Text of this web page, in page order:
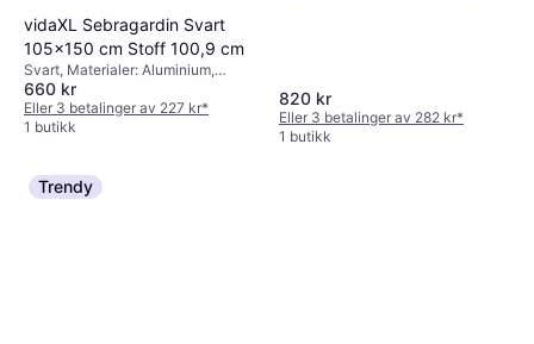
vidaXL Sebragardin Svart
105x150 cm Stoff 100,9 cm
Svart, Materialer: Aluminium,
Polyester, Kulekjede
660 kr
Eller 3 betalinger av 227 kr*
1 butikk
820 kr
Eller 3 betalinger av 282 kr*
1 butikk
Trendy